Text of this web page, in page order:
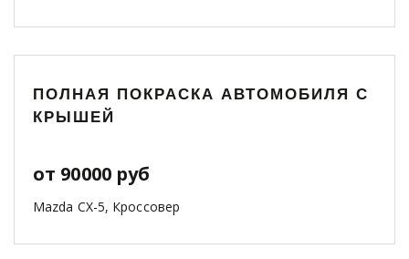
ПОЛНАЯ ПОКРАСКА АВТОМОБИЛЯ С
КРЫШЕЙ
от 90000 руб
Mazda CX-5, Кроссовер